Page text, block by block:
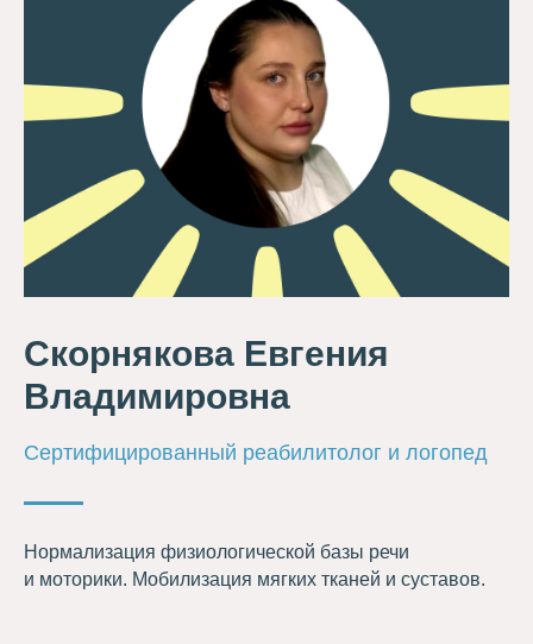
Скорнякова Евгения
Владимировна
Сертифицированный реабилитолог и логопед
Нормализация физиологической базы речи
и моторики. Мобилизация мягких тканей и суставов.